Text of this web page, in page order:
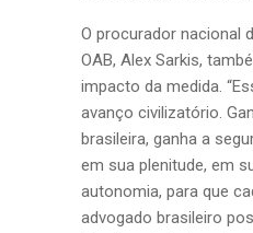
O procurador nacional
OAB, Alex Sarkis,
impacto da medida.
avanço civilizatório.
brasileira, ganha a
em sua plenitude, em
autonomia, para que
advogado brasileiro